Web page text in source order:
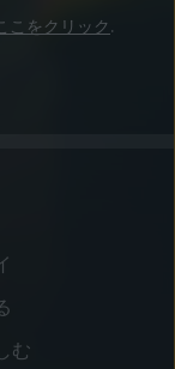
こをクリック .
む